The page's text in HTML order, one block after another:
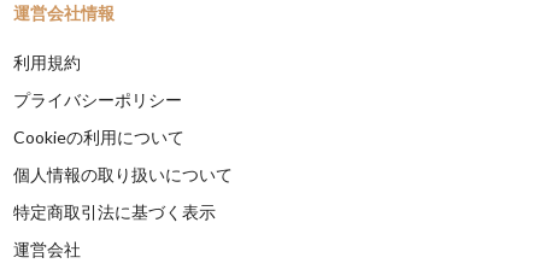
運営会社情報
利用規約
プライバシーポリシー
Cookieの利用について
個人情報の取り扱いについて
特定商取引法に基づく表示
運営会社